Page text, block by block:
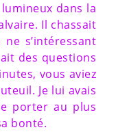
dans la
Il chassait
s’intéressant
des questions
vous aviez
Je lui avais
porter au plus
bonté.